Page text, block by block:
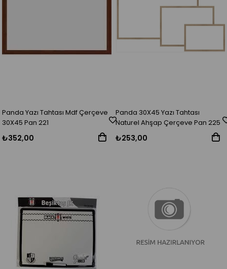
Panda Yazı Tahtası Mdf Çerçeve
30X45 Pan 221
₺352,00
Panda 30X45 Yazı Tahtası
Naturel Ahşap Çerçeve Pan 225
₺253,00